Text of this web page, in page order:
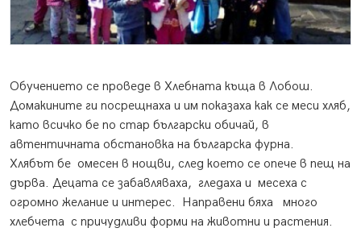
Обучението се проведе в Хлебната къща в Лобош.
Домакините ги посрещнаха и им показаха как се меси хляб,
като всичко бе по стар български обичай, в
автентичната обстановка на българска фурна.
Хлябът бе омесен в нощви, след което се опече в пещ на
дърва. Децата се забавляваха, гледаха и месеха с
огромно желание и интерес. Направени бяха много
хлебчета с причудливи форми на животни и растения.